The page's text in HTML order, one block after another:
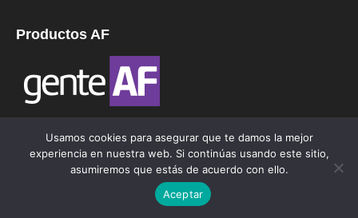
Productos AF
Usamos cookies para asegurar que te damos la mejor
experiencia en nuestra web. Si continúas usando este sitio,
asumiremos que estás de acuerdo con ello.
Aceptar